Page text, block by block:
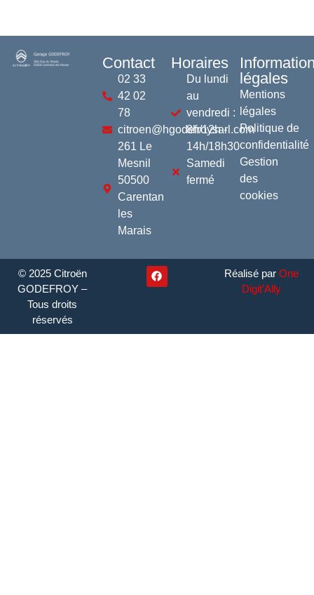
Contact
02 33
42 02
78
citroen@hgodefroysarl.com
261 Le
Mesnil
50500
Carentan
les
Marais
Horaires
Du lundi
au
vendredi :
8h/12h -
14h/18h30
Samedi
fermé
légales
Mentions
légales
Politique de
confidentialité
Gestion
des
cookies
© 2025 Citroën
GODEFROY –
Tous droits
réservés
Réalisé parOne
Digit’Ally